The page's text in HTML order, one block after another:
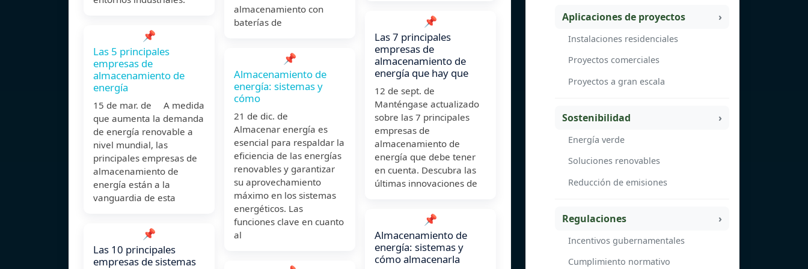
📌
Las 5 principales
empresas de
almacenamiento de
energía
15 de mar. de A medida
que aumenta la demanda
de energía renovable a
nivel mundial, las
principales empresas de
almacenamiento de
energía están a la
vanguardia de esta
📌
Las 10 principales
empresas de sistemas
almacenamiento con
baterías de
📌
Almacenamiento de
energía: sistemas y
cómo
21 de dic. de
Almacenar energía es
esencial para respaldar la
eficiencia de las energías
renovables y garantizar
su aprovechamiento
máximo en los sistemas
energéticos. Las
funciones clave en cuanto
al
📌
Las 7 principales
empresas de
almacenamiento de
energía que hay que
12 de sept. de
Manténgase actualizado
sobre las 7 principales
empresas de
almacenamiento de
energía que debe tener
en cuenta. Descubra las
últimas innovaciones de
📌
Almacenamiento de
energía: sistemas y
cómo almacenarla
Aplicaciones de proyectos
Instalaciones residenciales
Proyectos comerciales
Proyectos a gran escala
Sostenibilidad
Energía verde
Soluciones renovables
Reducción de emisiones
Regulaciones
Incentivos gubernamentales
Cumplimiento normativo